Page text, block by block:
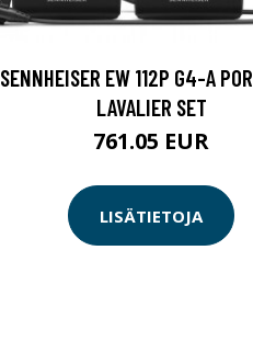
SENNHEISER EW 112P G4-A
LAVALIER SET
761.05 EUR
LISÄTIETOJA